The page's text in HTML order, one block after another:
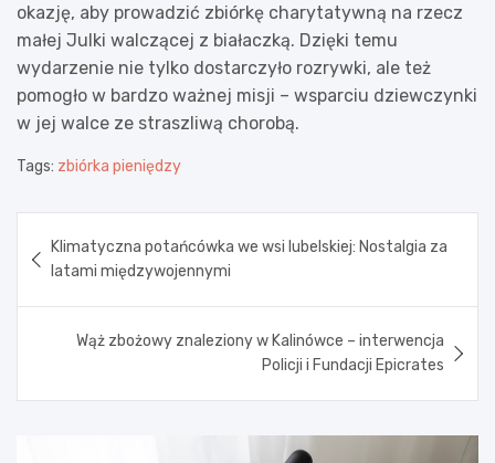
okazję, aby prowadzić zbiórkę charytatywną na rzecz
małej Julki walczącej z białaczką. Dzięki temu
wydarzenie nie tylko dostarczyło rozrywki, ale też
pomogło w bardzo ważnej misji – wsparciu dziewczynki
w jej walce ze straszliwą chorobą.
Tags: zbiórka pieniędzy
wpisu
Klimatyczna potańcówka we wsi lubelskiej: Nostalgia za
latami międzywojennymi
Wąż zbożowy znaleziony w Kalinówce – interwencja
Policji i Fundacji Epicrates